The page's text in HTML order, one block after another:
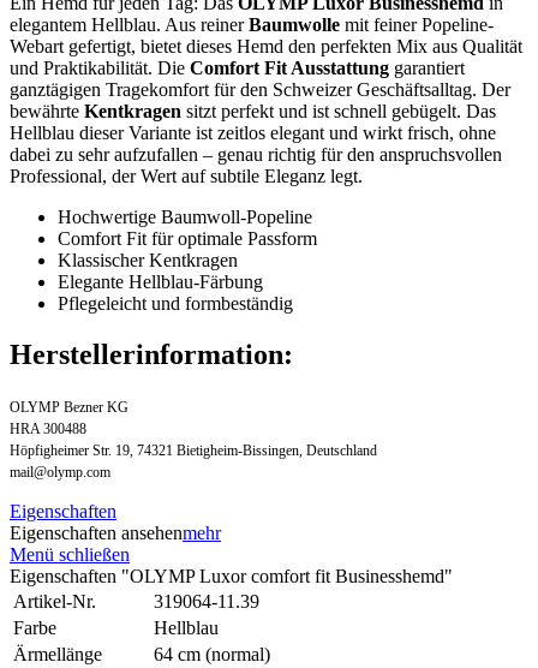
elegantem Hellblau. Aus reinerBaumwolle mit feiner Popeline-
Webart gefertigt, bietet dieses Hemd den perfekten Mix aus Qualität
und Praktikabilität. Die Comfort Fit Ausstattung garantiert
ganztägigen Tragekomfort für den Schweizer Geschäftsalltag. Der
bewährte Kentkragen sitzt perfekt und ist schnell gebügelt. Das
Hellblau dieser Variante ist zeitlos elegant und wirkt frisch, ohne
dabei zu sehr aufzufallen – genau richtig für den anspruchsvollen
Professional, der Wert auf subtile Eleganz legt.
Hochwertige Baumwoll-Popeline
Comfort Fit für optimale Passform
Klassischer Kentkragen
Elegante Hellblau-Färbung
Pflegeleicht und formbeständig
Herstellerinformation:
OLYMP Bezner KG
HRA 300488
Höpfigheimer Str. 19, 74321 Bietigheim-Bissingen, Deutschland
mail@olymp.com
Eigenschaften
Eigenschaften ansehenmehr
Menü schließen
Eigenschaften "OLYMP Luxor comfort fit Businesshemd"
Artikel-Nr.
319064-11.39
Farbe
Hellblau
Ärmellänge
64 cm (normal)